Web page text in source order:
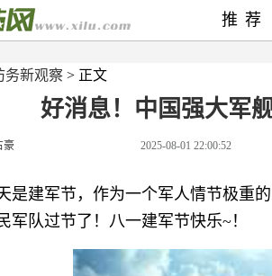
务新观察 > 正文
好消息！中国强大军
豪 2025-08-01 22:00:52
是建军节，作为一个军人情节极重
军队过节了！八一建军节快乐~！
推荐